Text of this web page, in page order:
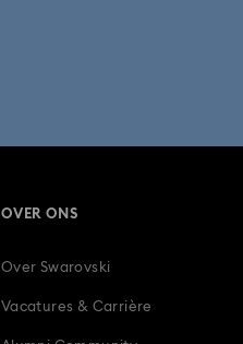
OVER ONS
Over Swarovski
Vacatures & Carrière